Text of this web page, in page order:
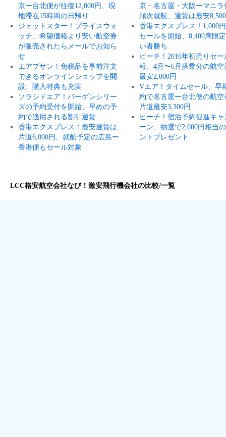
京ー台北便が往復12,000円、現
地滞在15時間の日帰り
ジェットスター！プライスウォ
ッチ、希望価格より安い航空券
が販売されたらメールでお知ら
せ
エアプサン！免税品を事前注文
できるオンラインショップを開
設、購入特典も充実
ソラシドエア！バーゲンシリー
ズの予約受付を開始、早めの予
約で適用される割引運賃
香港エクスプレス！最安運賃は
片道6,090円、就航予定の広島ー
香港便もセール対象
京・名古屋・大阪ーマニラ
順次就航、運賃は最安
香港エクスプレス！1,000
セールを開始、8,400席限
い者勝ち
ピーチ！2016年初売りセー
報、4月〜6月搭乗分の航空
最安2,000円
Vエア！タイムセール、早
約で名古屋ー台北便の航空
片道最安3,300円
ピーチ！宿泊予約促進キャ
ーン、抽選で2,000円相当
ントプレゼント
LCC格安航空会社なび！激安飛行機会社の比較/一覧